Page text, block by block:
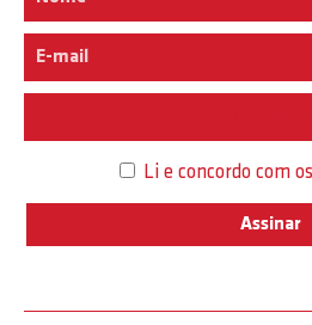
Li e concordo com os